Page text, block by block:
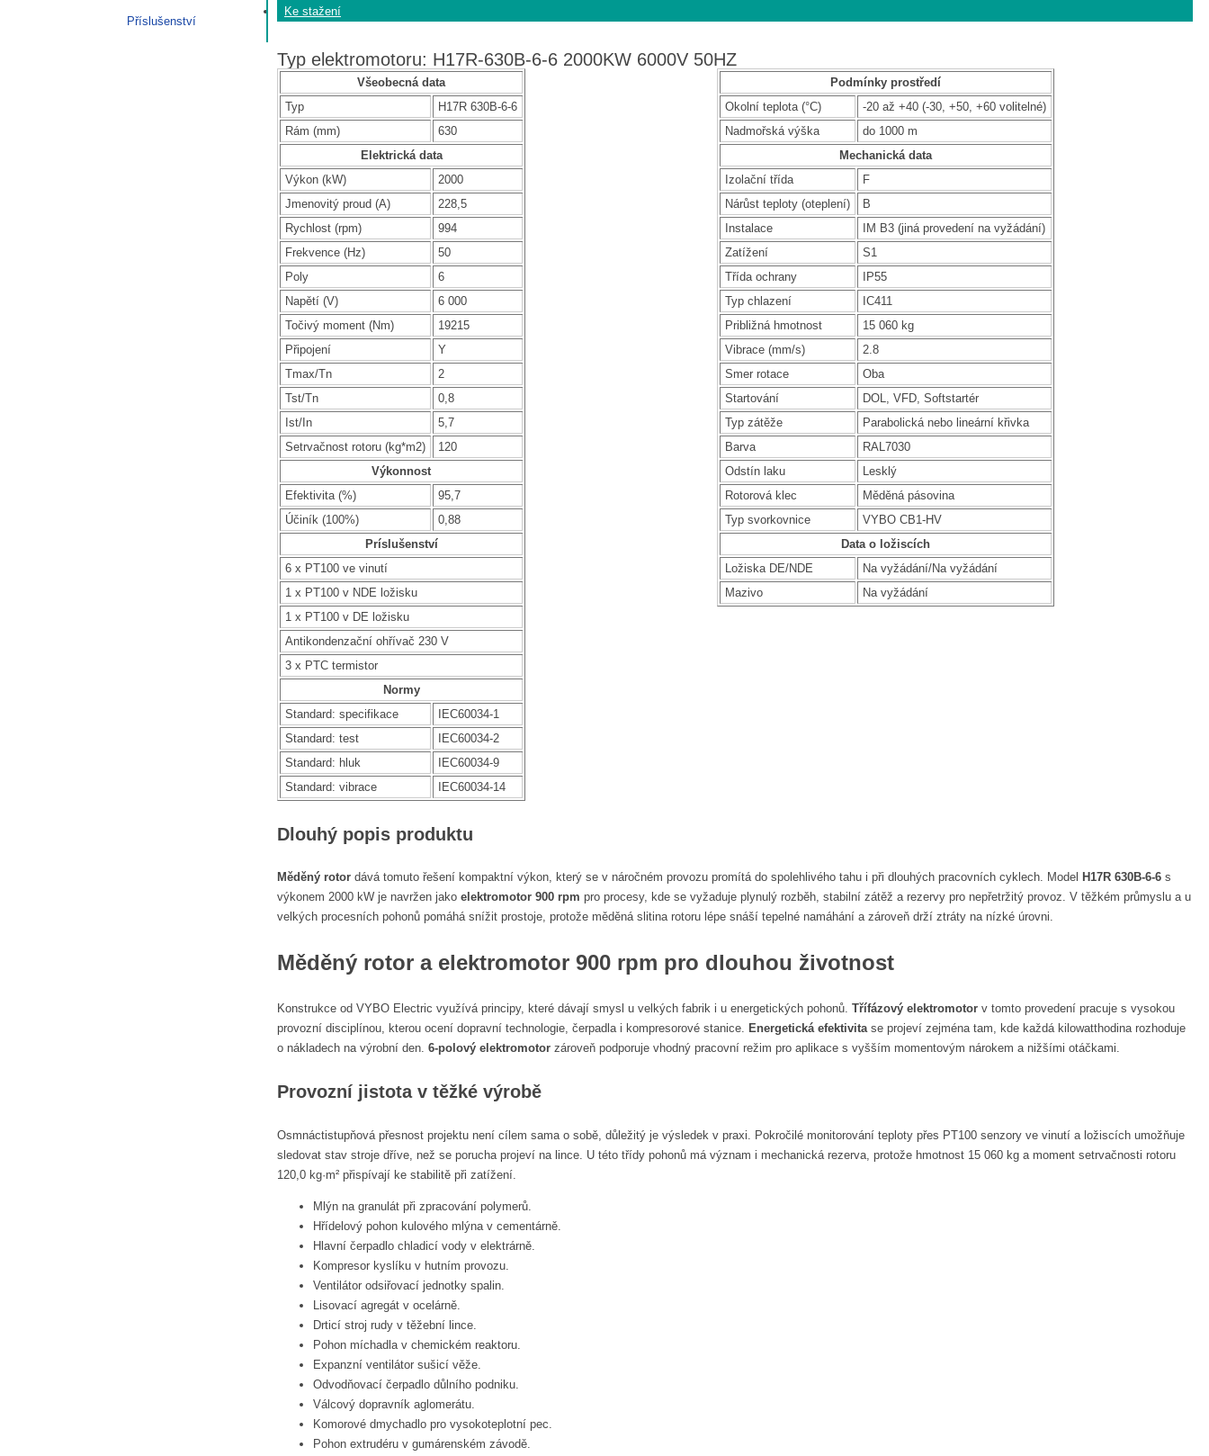
Ke stažení
Typ elektromotoru: H17R-630B-6-6 2000KW 6000V 50HZ
Všeobecná data
Typ
H17R 630B-6-6
Rám (mm)
630
Elektrická data
Výkon (kW)
2000
Jmenovitý proud (A)
228,5
Rychlost (rpm)
994
Frekvence (Hz)
50
Poly
6
Napětí (V)
6 000
Točivý moment (Nm)
19215
Připojení
Y
Tmax/Tn
2
Tst/Tn
0,8
Ist/In
5,7
Setrvačnost rotoru (kg*m2)
120
Výkonnost
Efektivita (%)
95,7
Účiník (100%)
0,88
Príslušenství
6 x PT100 ve vinutí
1 x PT100 v NDE ložisku
1 x PT100 v DE ložisku
Antikondenzační ohřívač 230 V
3 x PTC termistor
Normy
Standard: specifikace
IEC60034-1
Standard: test
IEC60034-2
Standard: hluk
IEC60034-9
Standard: vibrace
IEC60034-14
Podmínky prostředí
Okolní teplota (°C)
-20 až +40 (-30, +50, +60 volitelné)
Nadmořská výška
do 1000 m
Mechanická data
Izolační třída
F
Nárůst teploty (oteplení)
B
Instalace
IM B3 (jiná provedení na vyžádání)
Zatížení
S1
Třída ochrany
IP55
Typ chlazení
IC411
Približná hmotnost
15 060 kg
Vibrace (mm/s)
2.8
Smer rotace
Oba
Startování
DOL, VFD, Softstartér
Typ zátěže
Parabolická nebo lineární křivka
Barva
RAL7030
Odstín laku
Lesklý
Rotorová klec
Měděná pásovina
Typ svorkovnice
VYBO CB1-HV
Data o ložiscích
Ložiska DE/NDE
Na vyžádání/Na vyžádání
Mazivo
Na vyžádání
Dlouhý popis produktu
Měděný rotor dává tomuto řešení kompaktní výkon, který se v náročném provozu promítá do spolehlivého tahu i při dlouhých pracovních cyklech. Model H17R 630B-6-6 s
výkonem 2000 kW je navržen jako elektromotor 900 rpm pro procesy, kde se vyžaduje plynulý rozběh, stabilní zátěž a rezervy pro nepřetržitý provoz. V těžkém průmyslu a u
velkých procesních pohonů pomáhá snížit prostoje, protože měděná slitina rotoru lépe snáší tepelné namáhání a zároveň drží ztráty na nízké úrovni.
Měděný rotor a elektromotor 900 rpm pro dlouhou životnost
Konstrukce od VYBO Electric využívá principy, které dávají smysl u velkých fabrik i u energetických pohonů. Třífázový elektromotor v tomto provedení pracuje s vysokou
provozní disciplínou, kterou ocení dopravní technologie, čerpadla i kompresorové stanice.
Energetická efektivita se projeví zejména tam, kde každá kilowatthodina rozhoduje
o nákladech na výrobní den. 6-polový elektromotor zároveň podporuje vhodný pracovní režim pro aplikace s vyšším momentovým nárokem a nižšími otáčkami.
Provozní jistota v těžké výrobě
Osmnáctistupňová přesnost projektu není cílem sama o sobě, důležitý je výsledek v praxi. Pokročilé monitorování teploty přes PT100 senzory ve vinutí a ložiscích umožňuje
sledovat stav stroje dříve, než se porucha projeví na lince. U této třídy pohonů má význam i mechanická rezerva, protože hmotnost 15 060 kg a moment setrvačnosti rotoru
120,0 kg·m² přispívají ke stabilitě při zatížení.
Mlýn na granulát při zpracování polymerů.
Hřídelový pohon kulového mlýna v cementárně.
Hlavní čerpadlo chladicí vody v elektrárně.
Kompresor kyslíku v hutním provozu.
Ventilátor odsiřovací jednotky spalin.
Lisovací agregát v ocelárně.
Drticí stroj rudy v těžební lince.
Pohon míchadla v chemickém reaktoru.
Expanzní ventilátor sušicí věže.
Odvodňovací čerpadlo důlního podniku.
Válcový dopravník aglomerátu.
Komorové dmychadlo pro vysokoteplotní pec.
Pohon extrudéru v gumárenském závodě.
Příslušenství